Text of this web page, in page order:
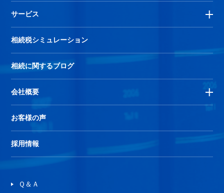
サービス
相続税シミュレーション
相続に関するブログ
会社概要
お客様の声
採用情報
Ｑ＆Ａ